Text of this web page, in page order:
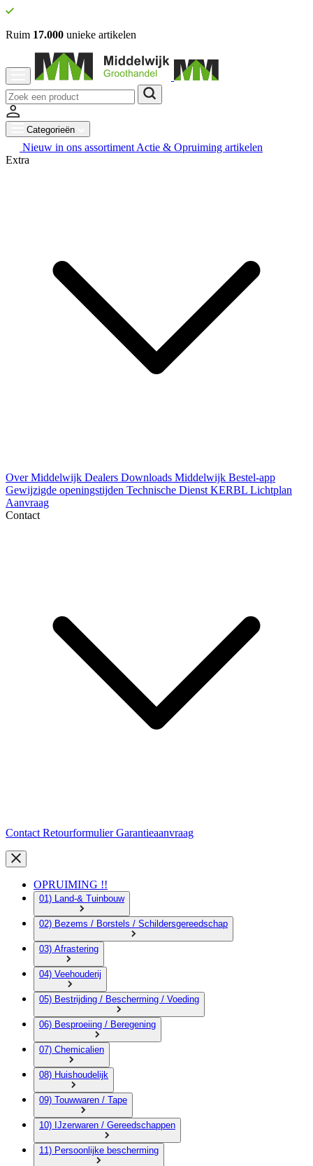
Ruim 17.000 unieke artikelen
Categorieën
Nieuw in ons assortiment Actie & Opruiming artikelen
Extra
Over Middelwijk Dealers Downloads Middelwijk Bestel-app
Gewijzigde openingstijden Technische Dienst KERBL Lichtplan
Aanvraag
Contact
Contact RetourformulierGarantieaanvraag
OPRUIMING !!
01) Land-& Tuinbouw
02) Bezems / Borstels / Schildersgereedschap
03) Afrastering
04) Veehouderij
05) Bestrijding / Bescherming / Voeding
06) Besproeiing / Beregening
07) Chemicalien
08) Huishoudelijk
09) Touwwaren / Tape
10) IJzerwaren / Gereedschappen
11) Persoonlijke bescherming